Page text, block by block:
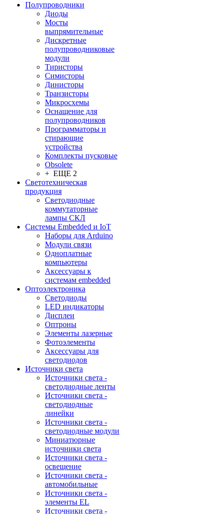
Полупроводники
Диоды
Мосты
выпрямительные
Дискретные
полупроводниковые
модули
Тиристоры
Симисторы
Динисторы
Транзисторы
Микросхемы
Оснащение для
полупроводников
Программаторы и
стирающие
устройства
Комплекты пусковые
Obsolete
+ ЕЩЕ 2
Светотехническая
продукция
Светодиодные
коммутаторные
лампы СКЛ
Системы Embedded и IoT
Наборы для Arduino
Модули связи
Одноплатные
компьютеры
Аксессуары к
системам embedded
Oптоэлектроника
Светодиоды
LED индикаторы
Дисплеи
Оптроны
Элементы лазерные
Фотоэлементы
Аксессуары для
светодиодов
Источники света
Источники света -
светодиодные ленты
Источники света -
светодиодные
линейки
Источники света -
светодиодные модули
Миниатюрные
источники света
Источники света -
освещение
Источники света -
автомобильные
Источники света -
элементы EL
Источники света -